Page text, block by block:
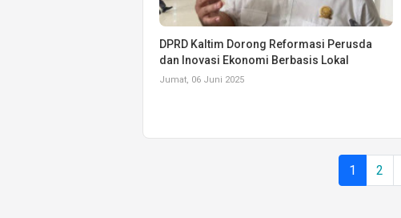
DPRD Kaltim Dorong Reformasi Perusda
dan Inovasi Ekonomi Berbasis Lokal
Jumat, 06 Juni 2025
1 2